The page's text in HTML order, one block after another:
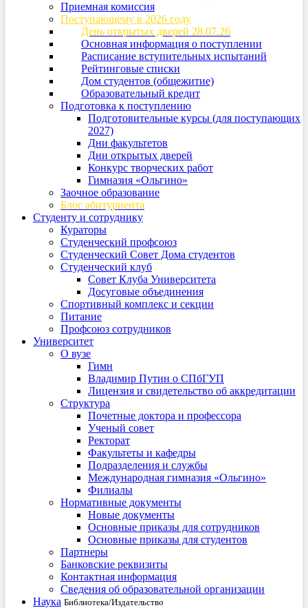
Приемная комиссия
Поступающему в 2026 году
День открытых дверей 28.07.26
Основная информация о поступлении
Расписание вступительных испытаний
Рейтинговые списки
Дом студентов (общежитие)
Образовательный кредит
Подготовка к поступлению
Подготовительные курсы (для поступающих
2027)
Дни факультетов
Дни открытых дверей
Конкурс творческих работ
Гимназия «Ольгино»
Заочное образование
Блог абитуриента
Студенту и сотруднику
Кураторы
Студенческий профсоюз
Студенческий Совет Дома студентов
Студенческий клуб
Совет Клуба Университета
Досуговые объединения
Спортивный комплекс и секции
Питание
Профсоюз сотрудников
Университет
О вузе
Гимн
Владимир Путин о СПбГУП
Лицензия и свидетельство об аккредитации
Структура
Почетные доктора и профессора
Ученый совет
Ректорат
Факультеты и кафедры
Подразделения и службы
Международная гимназия «Ольгино»
Филиалы
Нормативные документы
Новые документы
Основные приказы для сотрудников
Основные приказы для студентов
Партнеры
Банковские реквизиты
Контактная информация
Сведения об образовательной организации
Наука Библиотека/Издательство